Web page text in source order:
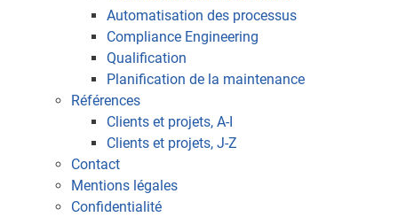
Automatisation des processus
Compliance Engineering
Qualification
Planification de la maintenance
Références
Clients et projets, A-I
Clients et projets, J-Z
Contact
Mentions légales
Confidentialité